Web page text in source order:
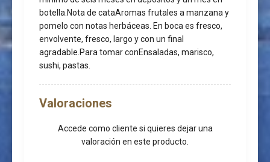
botella.Nota de cataAromas frutales a manzana y
pomelo con notas herbáceas. En boca es fresco,
envolvente, fresco, largo y con un final
agradable.Para tomar conEnsaladas, marisco,
sushi, pastas.
Valoraciones
Accede como cliente si quieres dejar una
valoración en este producto.